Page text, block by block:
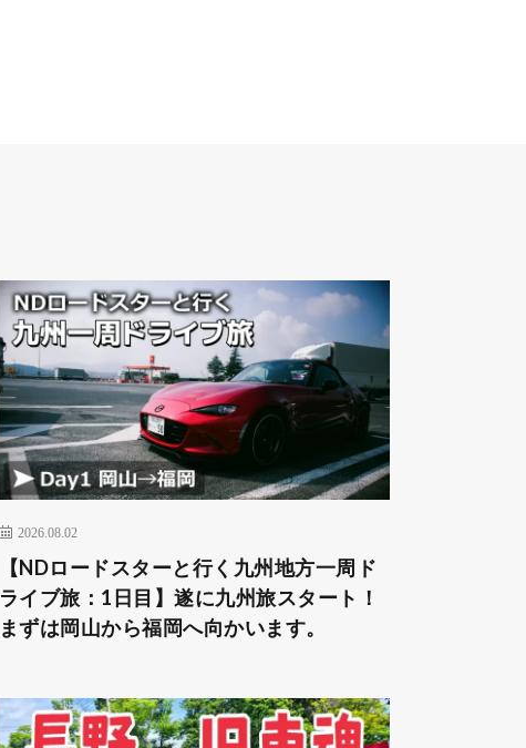
2026.08.02
【NDロードスターと行く九州地方一周ド
ライブ旅：1日目】遂に九州旅スタート！
まずは岡山から福岡へ向かいます。